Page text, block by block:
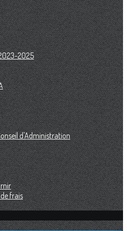
2025
d'Administration
frais